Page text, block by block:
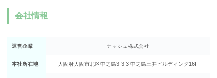
会社情報
運営企業 ナッシュ株式会社
本社所在地 大阪府大阪市北区中之島3-3-3 中之島三井ビルディング16F